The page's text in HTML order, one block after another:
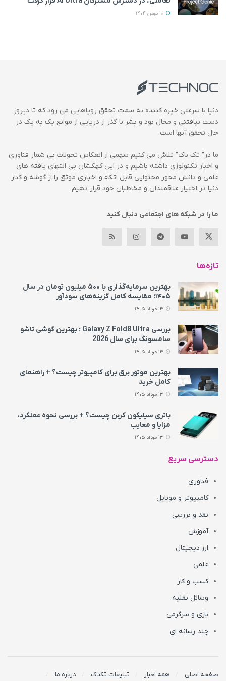
دنیا با سرعتی خیره کننده به سمت تحقق رویاهایی می رود که تا دیروز
دست نیافتنی و محال بود و بشر با گذر از دریایی از موانع یک به یک در
حال تحقق آنها است.
ما در” تک ناک” تلاش می کنیم سهمی از انعکاس تحولات بی شمار فناوری
و اخبار تکنولوژی داشته باشیم و در این کهکشان بی انتهای یافته های
علمی و دانش محور محتوایی قابل اتکاء و اخباری موثق را از گوشه و کنار
دنیا در اختیار علاقمندان و مخاطبان خود قرار دهیم.
ما را در شبکه های اجتماعی دنبال کنید
تازه‌ها
بهترین سرمایه‌گذاری با ۵۰۰ میلیون تومان در سال
۱۴۰۵؛ مقایسه کامل گزینه‌های سودآور
بررسی Galaxy Z Fold8 Ultra ؛ بهترین گوشی تاشو
سامسونگ برای سال 2026
بهترین موتور برق برای کامپیوتر چیست؟ + راهنمای
کامل خرید
باتری سیلیکون کربن چیست؟ + بررسی نحوه عملکرد،
مزایا و معایب
دسترسی سریع
فناوری
کامپیوتر و موبایل
نقد و بررسی
آموزش
ارز دیجیتال
علمی
کسب و کار
وسائل نقلیه
بازی و سرگرمی
چند رسانه ای
صفحه اصلی همه اخبار تبلیغات تکناک
درباره ما